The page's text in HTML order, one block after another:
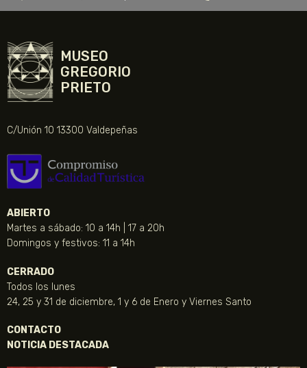
MUSEO
GREGORIO
PRIETO
C/Unión 10 13300 Valdepeñas
ABIERTO
Martes a sábado: 10 a 14h | 17 a 20h
Domingos y festivos: 11 a 14h
CERRADO
Todos los lunes
24, 25 y 31 de diciembre, 1 y 6 de Enero y Viernes Santo
CONTACTO
NOTICIA DESTACADA